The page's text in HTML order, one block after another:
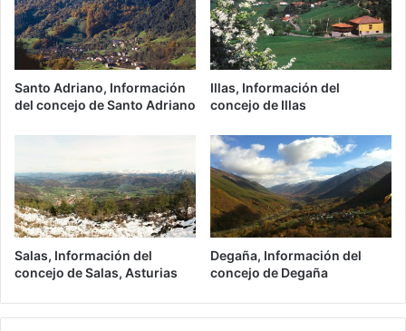
Santo Adriano, Información
del concejo de Santo Adriano
Illas, Información del
concejo de Illas
Salas, Información del
concejo de Salas, Asturias
Degaña, Información del
concejo de Degaña